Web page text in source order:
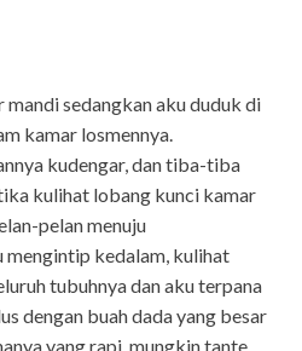
mandi sedangkan aku duduk di
kamar losmennya.
kudengar, dan tiba-tiba
kulihat lobang kunci kamar
pelan menuju
mengintip kedalam, kulihat
tubuhnya dan aku terpana
dengan buah dada yang besar
yang rapi, mungkin tante